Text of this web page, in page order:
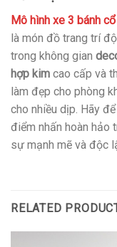
Mô hình xe 3 bánh
là món đồ trang trí
trong không gian
hợp kim cao cấp và
làm đẹp cho phòng
cho nhiều dịp. Hãy
điểm nhấn hoàn hảo
sự mạnh mẽ và độc
RELATED